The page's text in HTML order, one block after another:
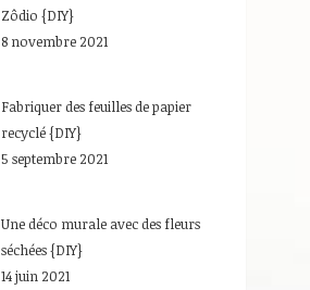
Zôdio {DIY}
8 novembre 2021
Fabriquer des feuilles de papier
recyclé {DIY}
5 septembre 2021
Une déco murale avec des fleurs
séchées {DIY}
14 juin 2021